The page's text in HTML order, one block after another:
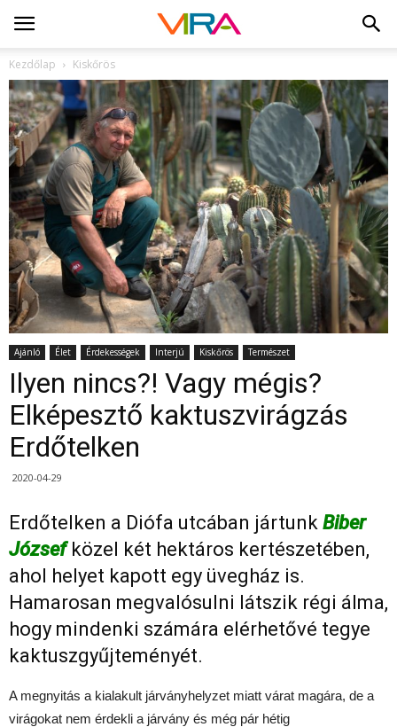
Kezdőlap Kiskőrös
Ajánló Élet Érdekességek Interjú Kiskőrös Természet
Ilyen nincs?! Vagy mégis?
Elképesztő kaktuszvirágzás
Erdőtelken
2020-04-29
Erdőtelken a Diófa utcában jártunk Biber
Józsefközel két hektáros kertészetében,
ahol helyet kapott egy üvegház is.
Hamarosan megvalósulni látszik régi álma,
hogy mindenki számára elérhetővé tegye
kaktuszgyűjteményét.
A megnyitás a kialakult járványhelyzet miatt várat magára, de a
virágokat nem érdekli a járvány és még pár hétig